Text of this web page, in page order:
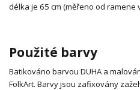
délka je 65 cm (měřeno od ramene
Použité barvy
Batikováno barvou DUHA a
FolkArt. Barvy jsou zafixovány